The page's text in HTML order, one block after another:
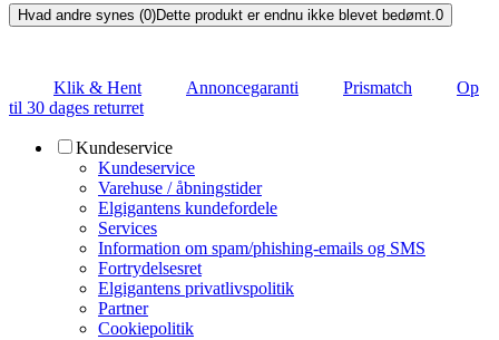
Hvad andre synes (0)Dette produkt er endnu ikke blevet bedømt.0
Klik & Hent Annoncegaranti Prismatch
Op
til 30 dages returret
Kundeservice
Kundeservice
Varehuse / åbningstider
Elgigantens kundefordele
Services
Information om spam/phishing-emails og SMS
Fortrydelsesret
Elgigantens privatlivspolitik
Partner
Cookiepolitik